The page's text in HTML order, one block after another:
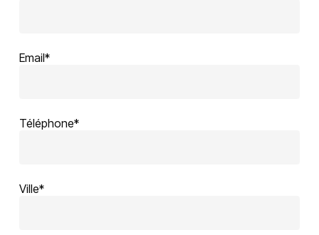
Email*
Téléphone*
Ville*